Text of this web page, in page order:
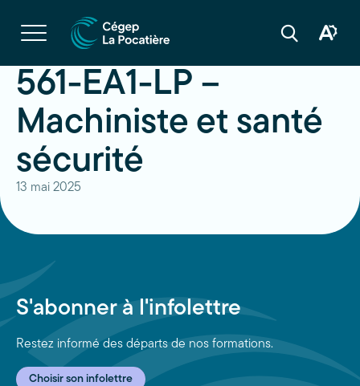
Ouvrir
la
navigation
site
Ouvrir
Ouvrir
561-EA1-LP –
Machiniste et santé
sécurité
13 mai 2025
S'abonner à l'infolettre
Restez informé des départs de nos formations.
Choisir son infolettre